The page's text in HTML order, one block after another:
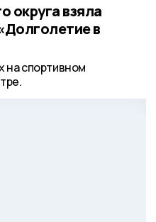
округа взяла
в
на спортивном